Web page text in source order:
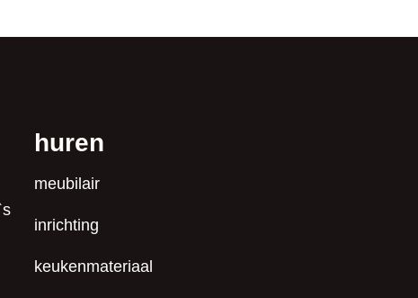
huren
meubilair
inrichting
keukenmateriaal